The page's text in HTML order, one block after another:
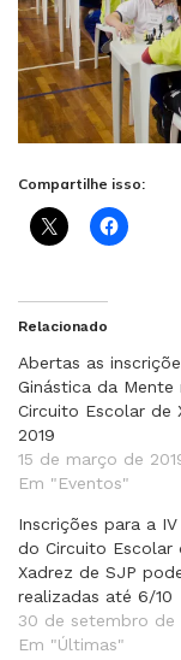
Compartilhe isso:
Relacionado
Abertas as
Ginástica da Mente
Circuito Escolar de
2019
15 de março de
Em "Eventos"
Inscrições para a
do Circuito Escolar
Xadrez de SJP
realizadas até 6/10
30 de setembro de
Em "Últimas"